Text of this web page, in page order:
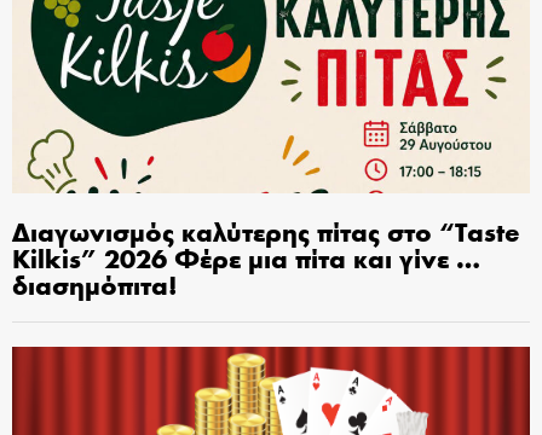
Διαγωνισμός καλύτερης πίτας στο “Taste
Kilkis” 2026 Φέρε μια πίτα και γίνε …
διασημόπιτα!